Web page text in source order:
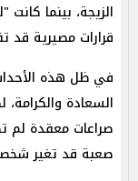
الزيجة، بينما
قرارات مصيرية قد
في ظل هذه
السعادة
صراعات معقدة لم
صعبة قد تغير